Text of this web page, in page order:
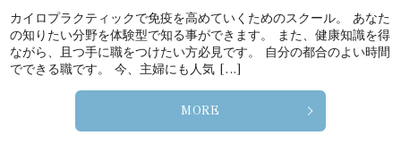
カイロプラクティックで免疫を高めていくためのスクール。 あなた
の知りたい分野を体験型で知る事ができます。 また、健康知識を得
ながら、且つ手に職をつけたい方必見です。 自分の都合のよい時間
でできる職です。 今、主婦にも人気 […]
MORE